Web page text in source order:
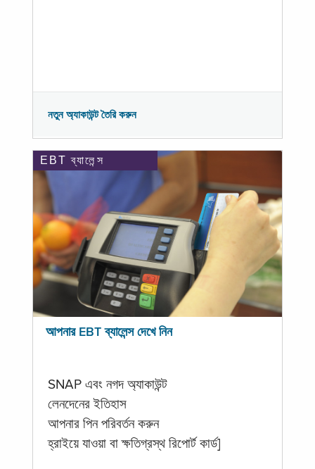
নতুন অ্যাকাউন্ট তৈরি করুন
EBT ব্যালেন্স
আপনার EBT ব্যালেন্স দেখে নিন
SNAP এবং নগদ অ্যাকাউন্ট
লেনদেনের ইতিহাস
আপনার পিন পরিবর্তন করুন
হ্রাইয়ে যাওয়া বা ক্ষতিগ্রস্থ রিপোর্ট কার্ড]